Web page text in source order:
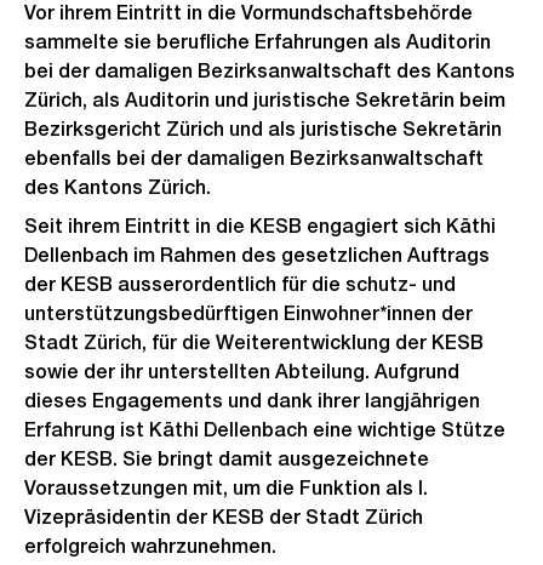
Vor ihrem Eintritt in die Vormundschaftsbehörde
sammelte sie berufliche Erfahrungen als Auditorin
bei der damaligen Bezirksanwaltschaft des Kantons
Zürich, als Auditorin und juristische Sekretärin beim
Bezirksgericht Zürich und als juristische Sekretärin
ebenfalls bei der damaligen Bezirksanwaltschaft
des Kantons Zürich.
Seit ihrem Eintritt in die KESB engagiert sich Käthi
Dellenbach im Rahmen des gesetzlichen Auftrags
der KESB ausserordentlich für die schutz- und
unterstützungsbedürftigen Einwohner*innen der
Stadt Zürich, für die Weiterentwicklung der KESB
sowie der ihr unterstellten Abteilung. Aufgrund
dieses Engagements und dank ihrer langjährigen
Erfahrung ist Käthi Dellenbach eine wichtige Stütze
der KESB. Sie bringt damit ausgezeichnete
Voraussetzungen mit, um die Funktion als I.
Vizepräsidentin der KESB der Stadt Zürich
erfolgreich wahrzunehmen.